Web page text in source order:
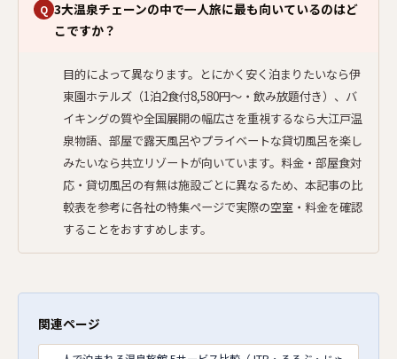
Q 3大温泉チェーンの中で一人旅に最も向いているのはど
こですか？
目的によって異なります。とにかく安く泊まりたいなら伊
東園ホテルズ（1泊2食付8,580円〜・飲み放題付き）、バ
イキングの質や全国展開の幅広さを重視するなら大江戸温
泉物語、部屋で露天風呂やプライベートな貸切風呂を楽し
みたいなら共立リゾートが向いています。料金・部屋食対
応・貸切風呂の有無は施設ごとに異なるため、本記事の比
較表を参考に各社の特集ページで実際の空室・料金を確認
することをおすすめします。
関連ページ